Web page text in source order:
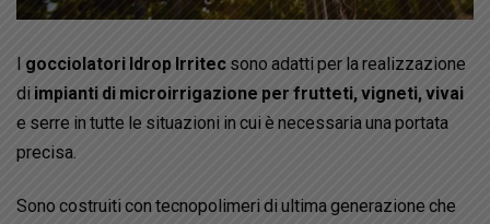
I gocciolatori Idrop Irritec sono adatti per la realizzazione
di impianti di microirrigazione per frutteti, vigneti, vivai
e serre in tutte le situazioni in cui è necessaria una portata
precisa.
Sono costruiti con tecnopolimeri di ultima generazione che